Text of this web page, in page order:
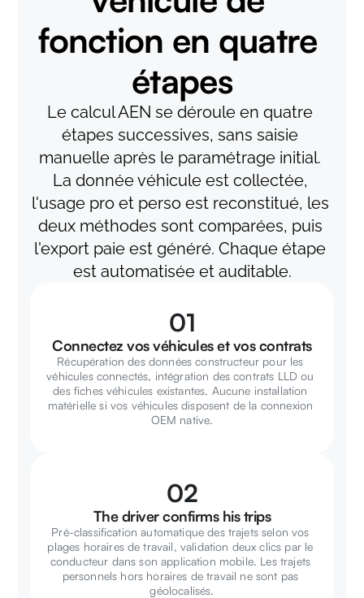
fonction en quatre
étapes
Le calcul AEN se déroule en quatre
étapes successives, sans saisie
manuelle après le paramétrage initial.
La donnée véhicule est collectée,
l'usage pro et perso est reconstitué, les
deux méthodes sont comparées, puis
l'export paie est généré. Chaque étape
est automatisée et auditable.
01
Connectez vos véhicules et vos contrats
Récupération des données constructeur pour les
véhicules connectés, intégration des contrats LLD ou
des fiches véhicules existantes. Aucune installation
matérielle si vos véhicules disposent de la connexion
OEM native.
02
The driver confirms his trips
Pré-classification automatique des trajets selon vos
plages horaires de travail, validation deux clics par le
conducteur dans son application mobile. Les trajets
personnels hors horaires de travail ne sont pas
géolocalisés.